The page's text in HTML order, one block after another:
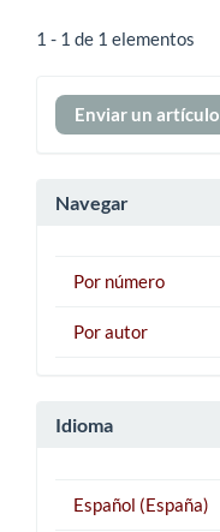
1 - 1 de 1 elementos
Enviar
un
Enviar un artículo
Navegar
Por número
Por autor
Idioma
Español (España)